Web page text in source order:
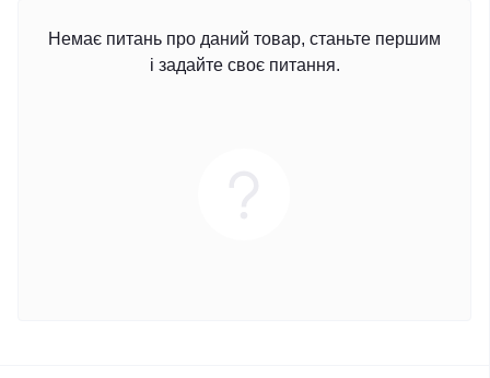
Немає питань про даний товар, станьте першим
і задайте своє питання.